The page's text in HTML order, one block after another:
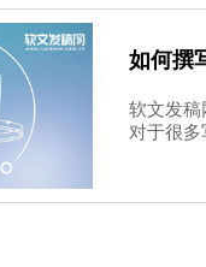
如何撰
软文发稿
对于很多